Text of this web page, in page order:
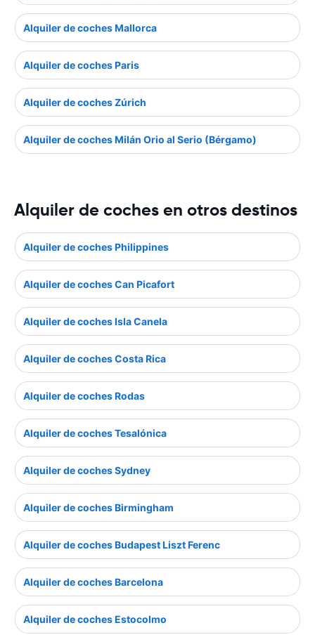
Alquiler de coches Mallorca
Alquiler de coches Paris
Alquiler de coches Zúrich
Alquiler de coches Milán Orio al Serio (Bérgamo)
Alquiler de coches en otros destinos
Alquiler de coches Philippines
Alquiler de coches Can Picafort
Alquiler de coches Isla Canela
Alquiler de coches Costa Rica
Alquiler de coches Rodas
Alquiler de coches Tesalónica
Alquiler de coches Sydney
Alquiler de coches Birmingham
Alquiler de coches Budapest Liszt Ferenc
Alquiler de coches Barcelona
Alquiler de coches Estocolmo